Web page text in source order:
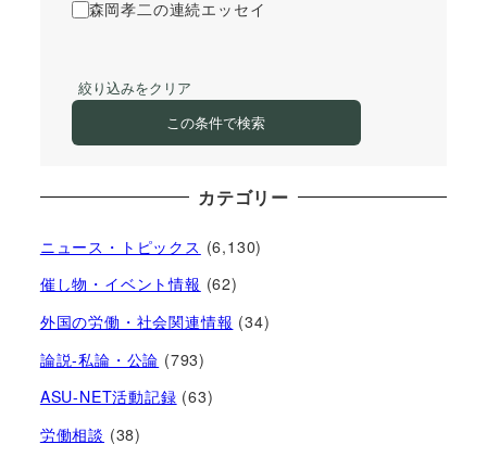
森岡孝二の連続エッセイ
絞り込みをクリア
この条件で検索
カテゴリー
ニュース・トピックス (6,130)
催し物・イベント情報 (62)
外国の労働・社会関連情報 (34)
論説-私論・公論 (793)
ASU-NET活動記録 (63)
労働相談 (38)